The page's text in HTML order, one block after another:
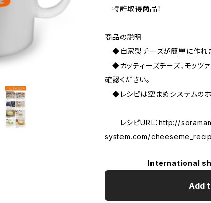
特許取得商品！
商品の説明
◆自家製チーズが簡単に作れま
◆カッティーズチーズ、モッツ
確認ください。
◆レシピは空まめシステムのホ
レシピURL：http://
system.com/
International
Add